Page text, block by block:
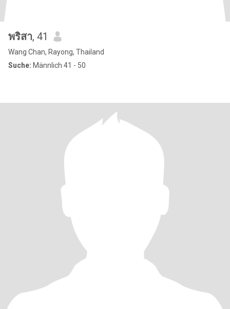
พริสา, 41
Wang Chan, Rayong, Thailand
Suche: Männlich 41 - 50